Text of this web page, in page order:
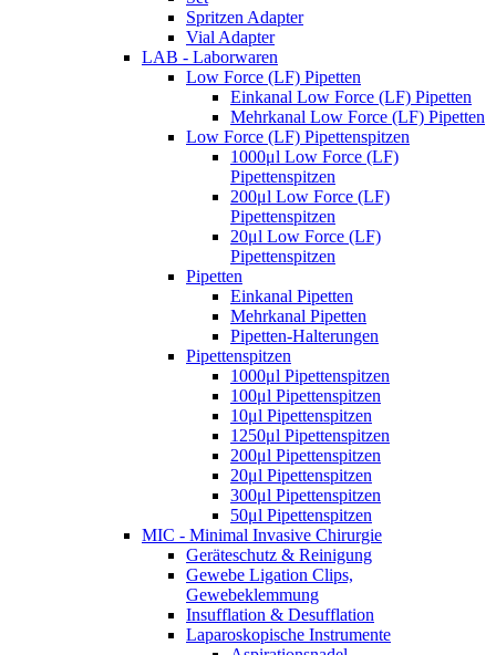
Spritzen Adapter
Vial Adapter
LAB - Laborwaren
Low Force (LF) Pipetten
Einkanal Low Force (LF) Pipetten
Mehrkanal Low Force (LF) Pipetten
Low Force (LF) Pipettenspitzen
1000μl Low Force (LF)
Pipettenspitzen
200μl Low Force (LF)
Pipettenspitzen
20μl Low Force (LF)
Pipettenspitzen
Pipetten
Einkanal Pipetten
Mehrkanal Pipetten
Pipetten-Halterungen
Pipettenspitzen
1000μl Pipettenspitzen
100μl Pipettenspitzen
10μl Pipettenspitzen
1250μl Pipettenspitzen
200μl Pipettenspitzen
20μl Pipettenspitzen
300μl Pipettenspitzen
50μl Pipettenspitzen
MIC - Minimal Invasive Chirurgie
Geräteschutz & Reinigung
Gewebe Ligation Clips,
Gewebeklemmung
Insufflation & Desufflation
Laparoskopische Instrumente